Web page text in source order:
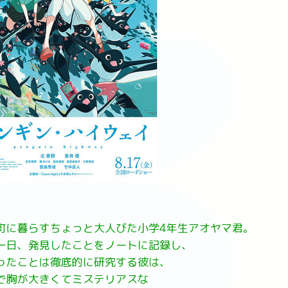
に暮らすちょっと大人びた小学4年生アオヤマ君。
日、発見したことをノートに記録し、
たことは徹底的に研究する彼は、
胸が大きくてミステリアスな